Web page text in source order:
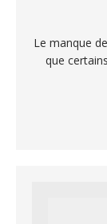
Le manque
que